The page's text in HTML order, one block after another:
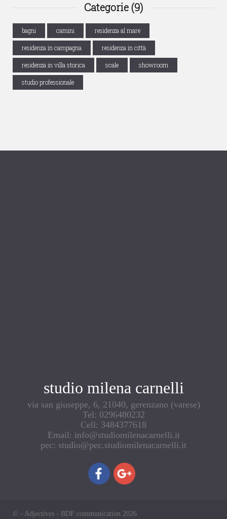
Categorie (9)
bagni camini residenza al mare
residenza in campagna residenza in città
residenza in villa storica scale showroom
studio professionale
studio milena carnelli
via san giuseppe, 6, 21040, gerenzano (varese)
Tel: 0296480232
Cell: 3484377618
Email: info@studiomilenacarnelli.it
pec: studio@pec.studiomilenacarnelli.it
© - Adjectives - BDF communication 2026